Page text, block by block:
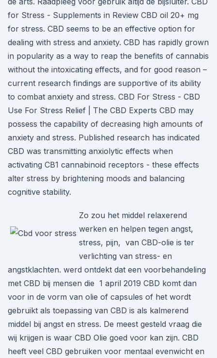
for Stress - Supplements in Review CBD oil 20+ mg
for stress. CBD seems to be an effective option for
dealing with stress and anxiety. CBD has rapidly grown
in popularity as a way to reap the benefits of cannabis
without the intoxicating effects, and for good reason –
current research findings are supportive of its ability
to combat anxiety and stress. CBD For Stress - CBD
Use For Stress Relief | The CBD Experts CBD may
possess the capability of decreasing high amounts of
anxiety and stress. Published research has indicated
CBD was transmitting anxiolytic effects when
activating CB1 cannabinoid receptors - these effects
alter stress by brightening moods and balancing
cognitive stability.
Zo zou het middel relaxerend
werken en helpen tegen angst,
stress, pijn, van CBD-olie is ter
verlichting van stress- en
angstklachten. werd ontdekt dat een voorbehandeling
met CBD bij mensen die 1 april 2019 CBD komt dan
voor in de vorm van olie of capsules of het wordt
gebruikt als toepassing van CBD is als kalmerend
middel bij angst en stress. De meest gesteld vraag die
wij krijgen is waar CBD Olie goed voor kan zijn. CBD
heeft veel CBD gebruiken voor mentaal evenwicht en